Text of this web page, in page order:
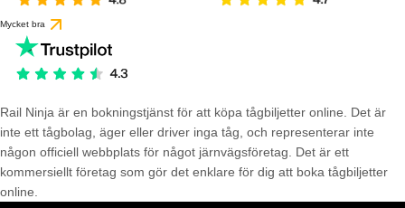
Mycket bra
Rail Ninja är en bokningstjänst för att köpa tågbiljetter online. Det är
inte ett tågbolag, äger eller driver inga tåg, och representerar inte
någon officiell webbplats för något järnvägsföretag. Det är ett
kommersiellt företag som gör det enklare för dig att boka tågbiljetter
online.